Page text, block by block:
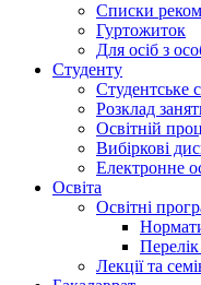
Списки
Гуртожиток
Для осіб з
Студенту
Студентське
Розклад
Освітній
Вибіркові
Електронне
Освіта
Освітні
Лекції та